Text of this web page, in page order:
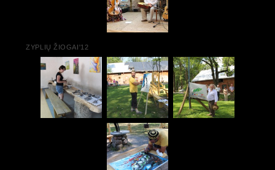
ZYPLIŲ ŽIOGAI'12